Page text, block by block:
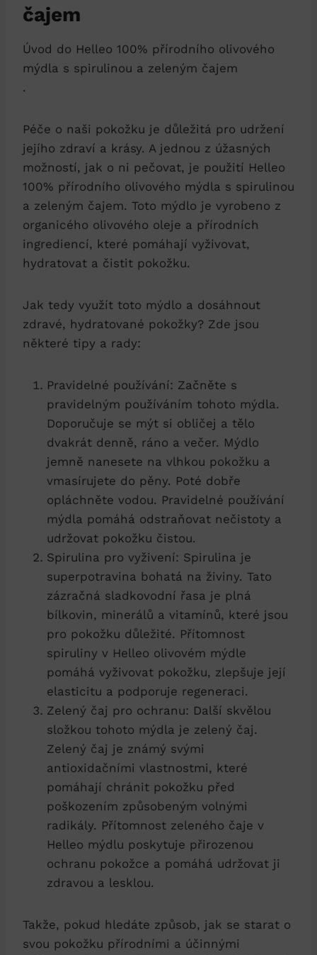
čajem
Úvod do Helleo 100% přírodního olivového
mýdla s spirulinou a zeleným čajem
.
Péče o naši pokožku je důležitá pro udržení
jejího zdraví a krásy. A jednou z úžasných
možností, jak o ni pečovat, je použití Helleo
100% přírodního olivového mýdla s spirulinou
a zeleným čajem. Toto mýdlo je vyrobeno z
organicého olivového oleje a přírodních
ingrediencí, které pomáhají vyživovat,
hydratovat a čistit pokožku.
Jak tedy využít toto mýdlo a dosáhnout
zdravé, hydratované pokožky? Zde jsou
některé tipy a rady:
Pravidelné používání: Začněte s
pravidelným používáním tohoto mýdla.
Doporučuje se mýt si obličej a tělo
dvakrát denně, ráno a večer. Mýdlo
jemně nanesete na vlhkou pokožku a
vmasírujete do pěny. Poté dobře
opláchněte vodou. Pravidelné používání
mýdla pomáhá odstraňovat nečistoty a
udržovat pokožku čistou.
Spirulina pro vyživení: Spirulina je
superpotravina bohatá na živiny. Tato
zázračná sladkovodní řasa je plná
bílkovin, minerálů a vitamínů, které jsou
pro pokožku důležité. Přítomnost
spiruliny v Helleo olivovém mýdle
pomáhá vyživovat pokožku, zlepšuje její
elasticitu a podporuje regeneraci.
Zelený čaj pro ochranu: Další skvělou
složkou tohoto mýdla je zelený čaj.
Zelený čaj je známý svými
antioxidačními vlastnostmi, které
pomáhají chránit pokožku před
poškozením způsobeným volnými
radikály. Přítomnost zeleného čaje v
Helleo mýdlu poskytuje přirozenou
ochranu pokožce a pomáhá udržovat ji
zdravou a lesklou.
Takže, pokud hledáte způsob, jak se starat o
svou pokožku přírodními a účinnými